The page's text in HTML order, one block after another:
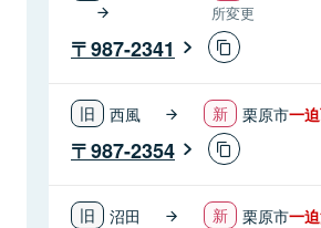
所変更
987-2341
西風 栗原市一
987-2354
沼田 栗原市一